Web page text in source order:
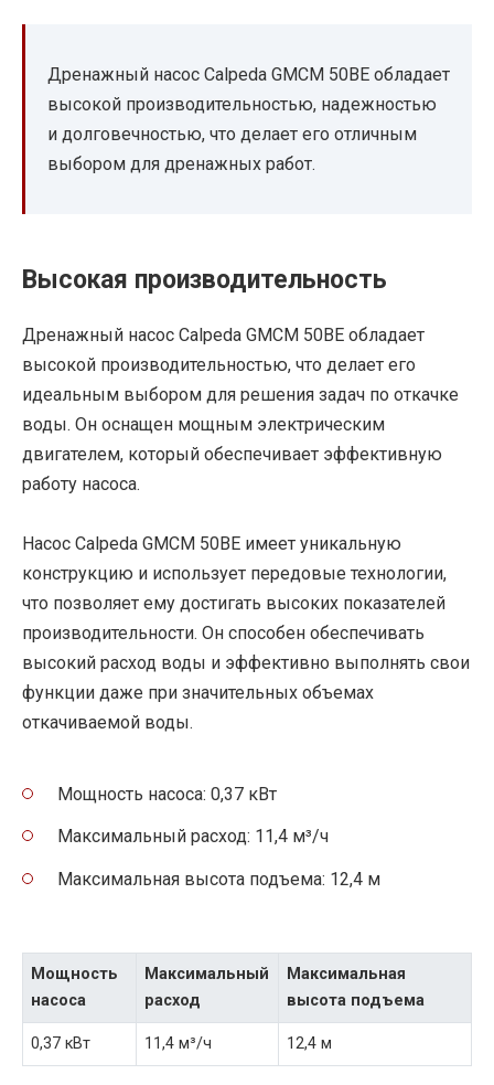
Дренажный насос Calpeda GMCM 50BE обладает
высокой производительностью, надежностью
и долговечностью, что делает его отличным
выбором для дренажных работ.
Высокая производительность
Дренажный насос Calpeda GMCM 50BE обладает
высокой производительностью, что делает его
идеальным выбором для решения задач по откачке
воды. Он оснащен мощным электрическим
двигателем, который обеспечивает эффективную
работу насоса.
Насос Calpeda GMCM 50BE имеет уникальную
конструкцию и использует передовые технологии,
что позволяет ему достигать высоких показателей
производительности. Он способен обеспечивать
высокий расход воды и эффективно выполнять свои
функции даже при значительных объемах
откачиваемой воды.
Мощность насоса: 0,37 кВт
Максимальный расход: 11,4 м³/ч
Максимальная высота подъема: 12,4 м
Мощность
насоса
Максимальный
расход
Максимальная
высота подъема
0,37 кВт 11,4 м³/ч 12,4 м